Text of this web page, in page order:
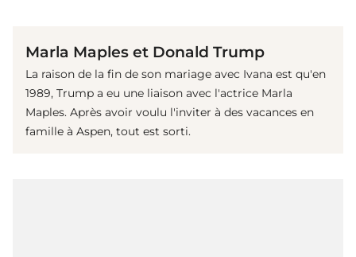
Marla Maples et Donald Trump
La raison de la fin de son mariage avec Ivana est qu'en
1989, Trump a eu une liaison avec l'actrice Marla
Maples. Après avoir voulu l'inviter à des vacances en
famille à Aspen, tout est sorti.